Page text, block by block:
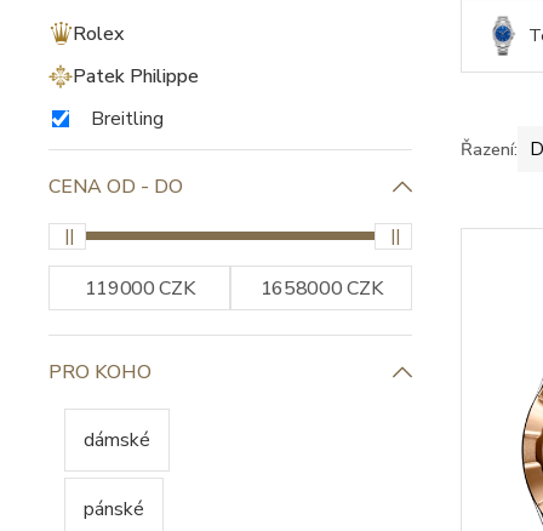
CENA OD - DO
Rolex
Patek Philippe
Breitling
PRO KOHO
dámské
pánské
Řazení: